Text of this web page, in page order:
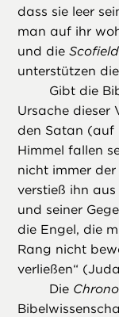
dass sie leer
man auf ihr
und die
unterstützen
Gibt die
Ursache dieser
den Satan (auf
Himmel fallen
nicht immer
verstieß ihn aus
und seiner
die Engel, die
Rang nicht
verließen“
Die